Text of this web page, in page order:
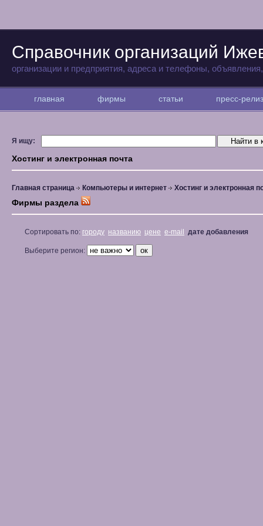
Справочник организаций
организации и предприятия, адреса и телефоны,
главная фирмы статьи пресс-
Я ищу:
Хостинг и электронная почта
Главная страница Компьютеры и интернет Хостинг и электронная
Фирмы раздела
Сортировать по: городу названию цене e-mail дате добавления
Выберите регион: